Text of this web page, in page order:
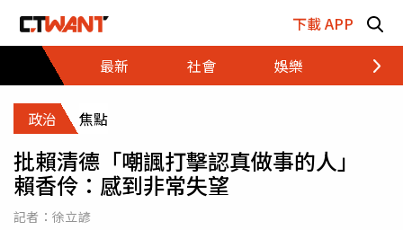
下載 APP
最新
社會 娛樂 財經
政治 焦點
批賴清德「嘲諷打擊認真做事的人」
賴香伶：感到非常失望
記者： 徐立諺